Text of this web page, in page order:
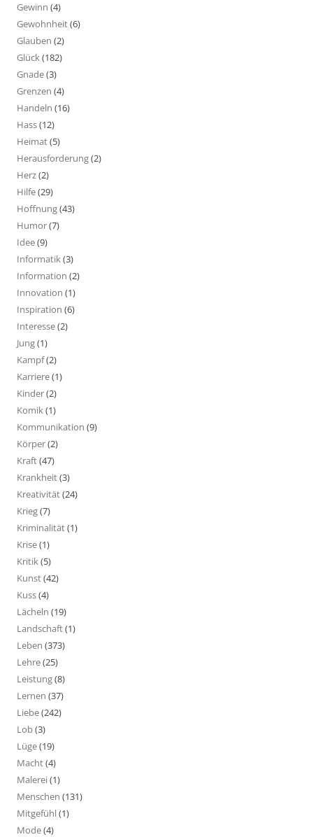
Gewinn (4)
Gewohnheit(6)
Glauben (2)
Glück(182)
Gnade(3)
Grenzen (4)
Handeln (16)
Hass(12)
Heimat(5)
Herausforderung(2)
Herz(2)
Hilfe(29)
Hoffnung(43)
Humor(7)
Idee(9)
Informatik(3)
Information (2)
Innovation (1)
Inspiration (6)
Interesse(2)
Jung(1)
Kampf(2)
Karriere(1)
Kinder(2)
Komik(1)
Kommunikation (9)
Körper(2)
Kraft(47)
Krankheit(3)
Kreativität(24)
Krieg(7)
Kriminalität(1)
Krise(1)
Kritik(5)
Kunst(42)
Kuss(4)
Lächeln (19)
Landschaft(1)
Leben (373)
Lehre(25)
Leistung(8)
Lernen (37)
Liebe(242)
Lob(3)
Lüge(19)
Macht(4)
Malerei(1)
Menschen (131)
Mitgefühl(1)
Mode(4)